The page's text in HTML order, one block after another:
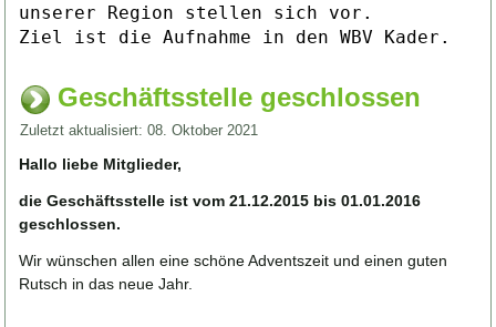
unserer Region stellen sich vor.
Ziel ist die Aufnahme in den WBV Kader.
Geschäftsstelle geschlossen
Zuletzt aktualisiert: 08. Oktober 2021
Hallo liebe Mitglieder,
die Geschäftsstelle ist vom 21.12.2015 bis 01.01.2016
geschlossen.
Wir wünschen allen eine schöne Adventszeit und einen guten
Rutsch in das neue Jahr.